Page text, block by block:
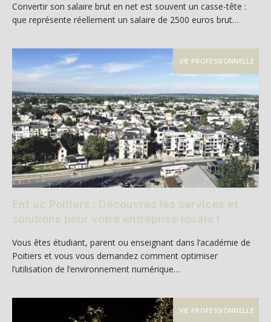
Convertir son salaire brut en net est souvent un casse-tête :
que représente réellement un salaire de 2500 euros brut…
VIE PROFESSIONNELLE
Ent ac Poitiers : Découvrez les services et
solutions pour votre entreprise locale !
Vous êtes étudiant, parent ou enseignant dans l’académie de
Poitiers et vous vous demandez comment optimiser
l’utilisation de l’environnement numérique…
VIE PROFESSIONNELLE